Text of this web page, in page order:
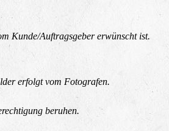
Kunde/Auftragsgeber erwünscht ist.
erfolgt vom Fotografen.
beruhen.